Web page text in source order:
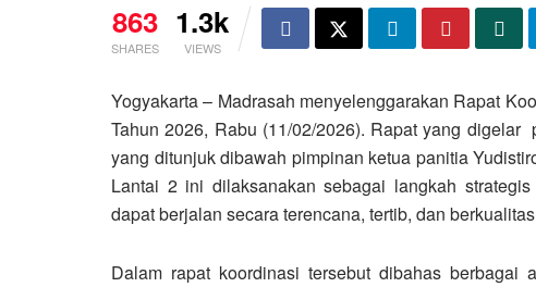
863
SHARES
1.3k
VIEWS
Yogyakarta – Madrasah menyelenggarakan Rapat
Tahun 2026, Rabu (11/02/2026). Rapat yang
yang ditunjuk dibawah pimpinan ketua panitia
Lantai 2 ini dilaksanakan sebagai langkah
dapat berjalan secara terencana, tertib, dan
Dalam rapat koordinasi tersebut dibahas berbagai